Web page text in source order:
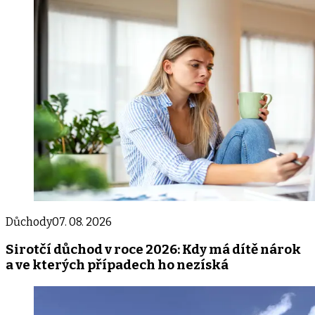
Důchody07. 08. 2026
Sirotčí důchod v roce 2026: Kdy má dítě nárok
a ve kterých případech ho nezíská